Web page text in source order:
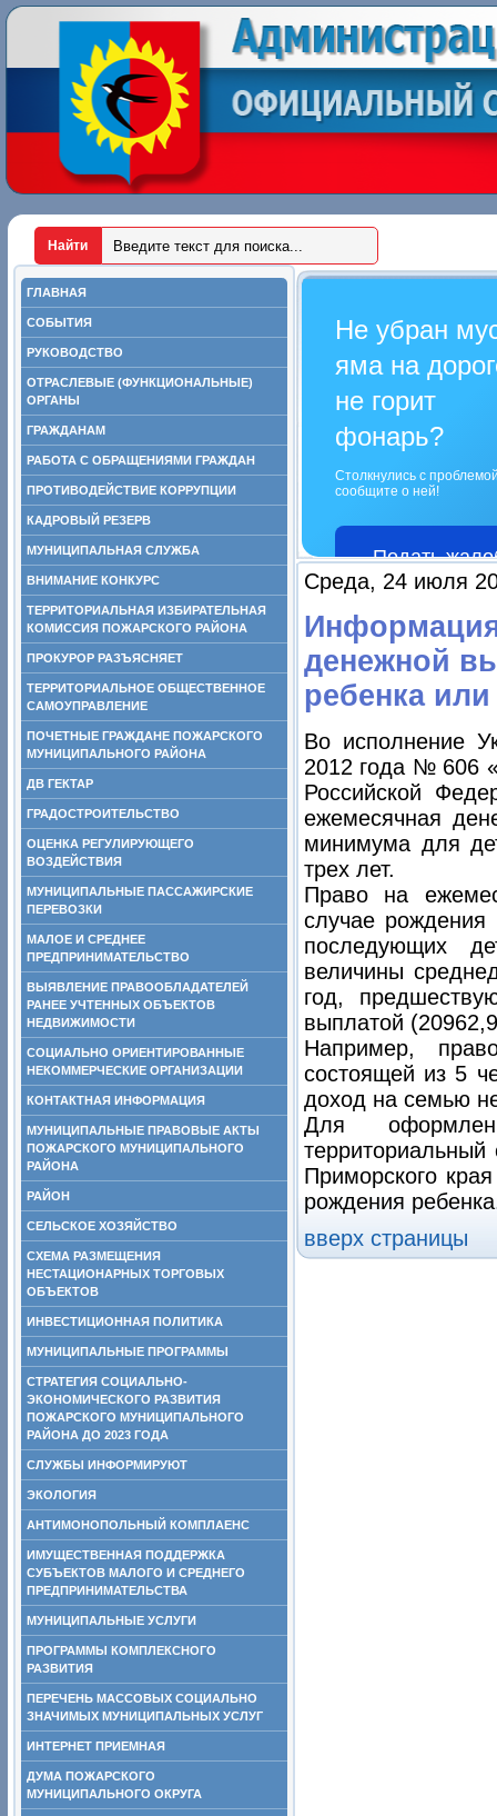
ГЛАВНАЯ
СОБЫТИЯ
РУКОВОДСТВО
ОТРАСЛЕВЫЕ (ФУНКЦИОНАЛЬНЫЕ)
ОРГАНЫ
ГРАЖДАНАМ
РАБОТА С ОБРАЩЕНИЯМИ ГРАЖДАН
ПРОТИВОДЕЙСТВИЕ КОРРУПЦИИ
КАДРОВЫЙ РЕЗЕРВ
МУНИЦИПАЛЬНАЯ СЛУЖБА
ВНИМАНИЕ КОНКУРС
ТЕРРИТОРИАЛЬНАЯ ИЗБИРАТЕЛЬНАЯ
КОМИССИЯ ПОЖАРСКОГО РАЙОНА
ПРОКУРОР РАЗЪЯСНЯЕТ
ТЕРРИТОРИАЛЬНОЕ ОБЩЕСТВЕННОЕ
САМОУПРАВЛЕНИЕ
ПОЧЕТНЫЕ ГРАЖДАНЕ ПОЖАРСКОГО
МУНИЦИПАЛЬНОГО РАЙОНА
ДВ ГЕКТАР
ГРАДОСТРОИТЕЛЬСТВО
ОЦЕНКА РЕГУЛИРУЮЩЕГО
ВОЗДЕЙСТВИЯ
МУНИЦИПАЛЬНЫЕ ПАССАЖИРСКИЕ
ПЕРЕВОЗКИ
МАЛОЕ И СРЕДНЕЕ
ПРЕДПРИНИМАТЕЛЬСТВО
ВЫЯВЛЕНИЕ ПРАВООБЛАДАТЕЛЕЙ
РАНЕЕ УЧТЕННЫХ ОБЪЕКТОВ
НЕДВИЖИМОСТИ
СОЦИАЛЬНО ОРИЕНТИРОВАННЫЕ
НЕКОММЕРЧЕСКИЕ ОРГАНИЗАЦИИ
КОНТАКТНАЯ ИНФОРМАЦИЯ
МУНИЦИПАЛЬНЫЕ ПРАВОВЫЕ АКТЫ
ПОЖАРСКОГО МУНИЦИПАЛЬНОГО
РАЙОНА
РАЙОН
СЕЛЬСКОЕ ХОЗЯЙСТВО
СХЕМА РАЗМЕЩЕНИЯ
НЕСТАЦИОНАРНЫХ ТОРГОВЫХ
ОБЪЕКТОВ
ИНВЕСТИЦИОННАЯ ПОЛИТИКА
МУНИЦИПАЛЬНЫЕ ПРОГРАММЫ
СТРАТЕГИЯ СОЦИАЛЬНО-
ЭКОНОМИЧЕСКОГО РАЗВИТИЯ
ПОЖАРСКОГО МУНИЦИПАЛЬНОГО
РАЙОНА ДО 2023 ГОДА
СЛУЖБЫ ИНФОРМИРУЮТ
ЭКОЛОГИЯ
АНТИМОНОПОЛЬНЫЙ КОМПЛАЕНС
ИМУЩЕСТВЕННАЯ ПОДДЕРЖКА
СУБЪЕКТОВ МАЛОГО И СРЕДНЕГО
ПРЕДПРИНИМАТЕЛЬСТВА
МУНИЦИПАЛЬНЫЕ УСЛУГИ
ПРОГРАММЫ КОМПЛЕКСНОГО
РАЗВИТИЯ
ПЕРЕЧЕНЬ МАССОВЫХ СОЦИАЛЬНО
ЗНАЧИМЫХ МУНИЦИПАЛЬНЫХ УСЛУГ
ИНТЕРНЕТ ПРИЕМНАЯ
ДУМА ПОЖАРСКОГО
МУНИЦИПАЛЬНОГО ОКРУГА
Не убран
яма на
не горит
фонарь?
Столкнулись с
сообщите о ней!
Подать
Среда, 24 июля
денежной
ребенка
Во исполнение
2012 года № 606
Российской
ежемесячная
минимума для
трех лет.
Право на
случае рождения
последующих
величины
год,
выплатой
Например,
состоящей из 5
доход на семью
Для
территориальный
Приморского
рождения
вверх страницы